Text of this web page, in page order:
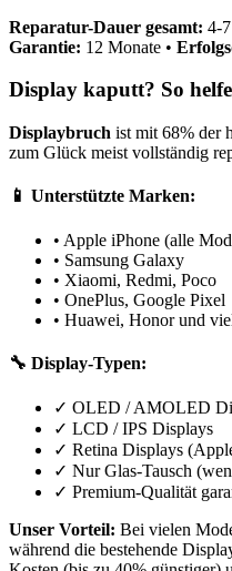
Reparatur-Dauer gesamt: 4-
Garantie: 12 Monate •
Display kaputt? So
Displaybruch ist mit 68% der
zum Glück meist vollständig
📱 Unterstützte Marken:
• Apple iPhone (alle
• Samsung Galaxy
• Xiaomi, Redmi, Poco
• OnePlus, Google Pixel
• Huawei, Honor und
🔧 Display-Typen:
✓ OLED / AMOLED
✓ LCD / IPS Displays
✓ Retina Displays
✓ Nur Glas-Tausch
✓ Premium-Qualität
Unser Vorteil: Bei vielen
während die bestehende